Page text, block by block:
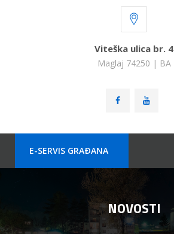
Viteška ulica br. 4
Maglaj 74250 | BA
E-SERVIS GRAÐANA
NOVOSTI